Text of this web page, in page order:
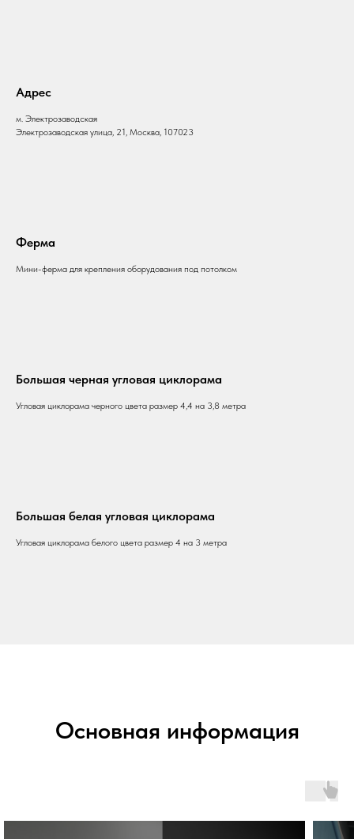
Адрес
м. Электрозаводская
Электрозаводская улица, 21, Москва, 107023
Ферма
Мини-ферма для крепления оборудования под потолком
Большая черная угловая циклорама
Угловая циклорама черного цвета размер 4,4 на 3,8 метра
Большая белая угловая циклорама
Угловая циклорама белого цвета размер 4 на 3 метра
Основная информация